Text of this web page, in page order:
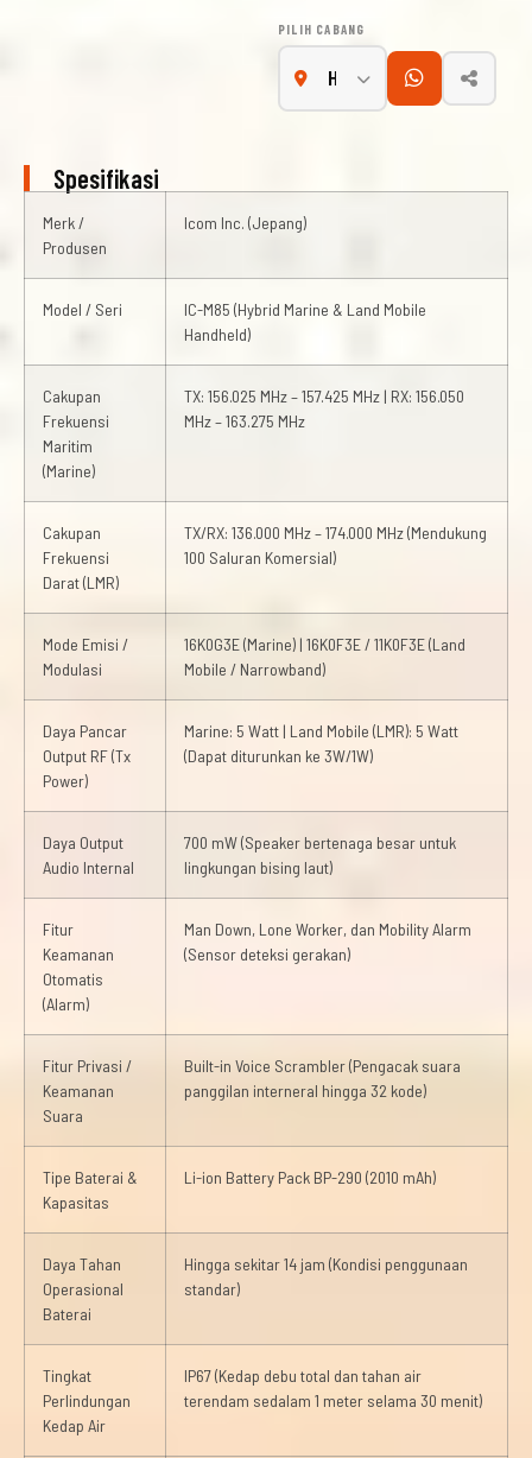
PILIH CABANG
Spesifikasi
Merk /
Produsen
Icom Inc. (Jepang)
Model / Seri
IC-M85 (Hybrid Marine & Land Mobile
Handheld)
Cakupan
Frekuensi
Maritim
(Marine)
TX: 156.025 MHz – 157.425 MHz | RX: 156.050
MHz – 163.275 MHz
Cakupan
Frekuensi
Darat (LMR)
TX/RX: 136.000 MHz – 174.000 MHz (Mendukung
100 Saluran Komersial)
Mode Emisi /
Modulasi
16K0G3E (Marine) | 16K0F3E / 11K0F3E (Land
Mobile / Narrowband)
Daya Pancar
Output RF (Tx
Power)
Marine: 5 Watt | Land Mobile (LMR): 5 Watt
(Dapat diturunkan ke 3W/1W)
Daya Output
Audio Internal
700 mW (Speaker bertenaga besar untuk
lingkungan bising laut)
Fitur
Keamanan
Otomatis
(Alarm)
Man Down, Lone Worker, dan Mobility Alarm
(Sensor deteksi gerakan)
Fitur Privasi /
Keamanan
Suara
Built-in Voice Scrambler (Pengacak suara
panggilan interneral hingga 32 kode)
Tipe Baterai &
Kapasitas
Li-ion Battery Pack BP-290 (2010 mAh)
Daya Tahan
Operasional
Baterai
Hingga sekitar 14 jam (Kondisi penggunaan
standar)
Tingkat
Perlindungan
Kedap Air
IP67 (Kedap debu total dan tahan air
terendam sedalam 1 meter selama 30 menit)